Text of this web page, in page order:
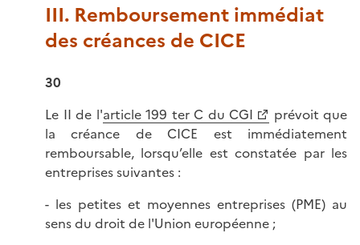
III. Remboursement immédiat
des créances de CICE
30
Le II de l'article 199 ter C du CGI
prévoit que
la créance de CICE est immédiatement
remboursable, lorsqu’elle est constatée par les
entreprises suivantes :
- les petites et moyennes entreprises (PME) au
sens du droit de l'Union européenne ;